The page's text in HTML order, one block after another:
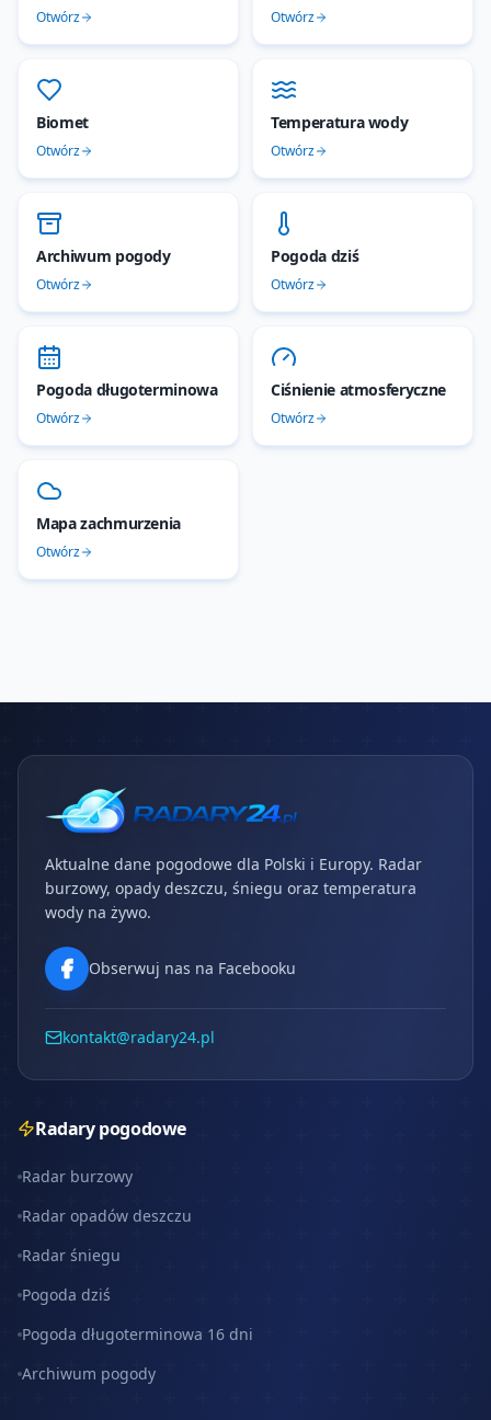
Otwórz Otwórz
Biomet
Otwórz
Temperatura wody
Otwórz
Archiwum pogody
Otwórz
Pogoda dziś
Otwórz
Pogoda długoterminowa
Otwórz
Ciśnienie atmosferyczne
Otwórz
Mapa zachmurzenia
Otwórz
Aktualne dane pogodowe dla Polski i Europy. Radar
burzowy, opady deszczu, śniegu oraz temperatura
wody na żywo.
Obserwuj nas na Facebooku
kontakt@radary24.pl
Radary pogodowe
Radar burzowy
Radar opadów deszczu
Radar śniegu
Pogoda dziś
Pogoda długoterminowa 16 dni
Archiwum pogody